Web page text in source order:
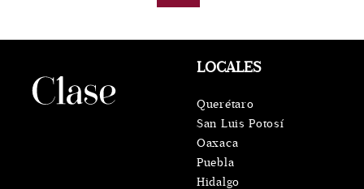
LOCALES
Querétaro
San Luis Potosí
Oaxaca
Puebla
Hidalgo